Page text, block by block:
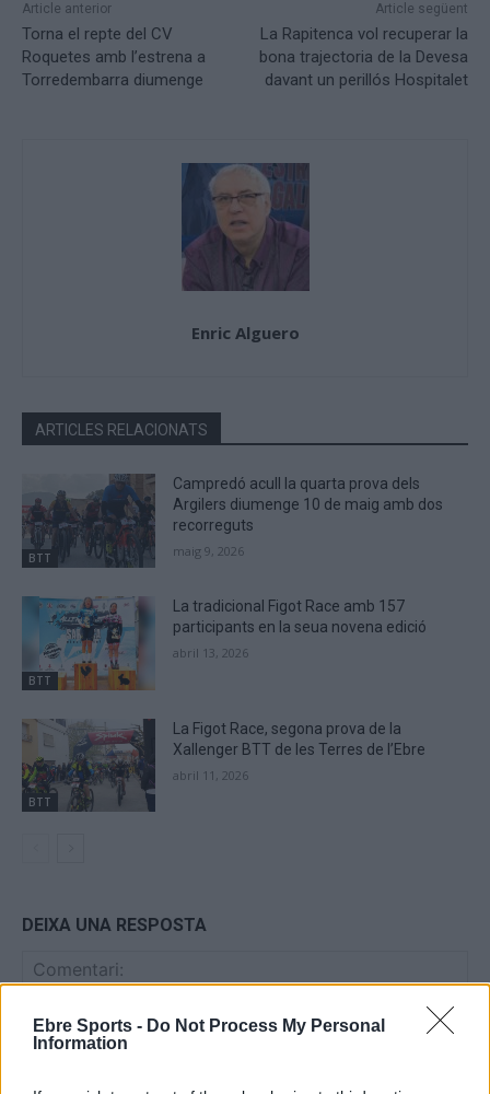
Ebre Sports - Do Not Process My Personal
Information
Article anterior
Torna el repte del CV
Roquetes amb l’estrena a
Torredembarra diumenge
Article següent
La Rapitenca vol recuperar la
bona trajectoria de la Devesa
davant un perillós Hospitalet
Enric Alguero
ARTICLES RELACIONATS
BTT
Campredó acull la quarta prova dels
Argilers diumenge 10 de maig amb dos
recorreguts
maig 9, 2026
BTT
La tradicional Figot Race amb 157
participants en la seua novena edició
abril 13, 2026
BTT
La Figot Race, segona prova de la
Xallenger BTT de les Terres de l’Ebre
abril 11, 2026
DEIXA UNA RESPOSTA